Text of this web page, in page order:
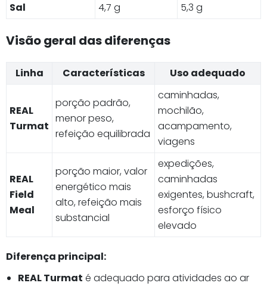
Sal
4,7 g 5,3 g
Visão geral das diferenças
Linha Características Uso adequado
REAL
Turmat
porção padrão,
menor peso,
refeição equilibrada
caminhadas,
mochilão,
acampamento,
viagens
REAL
Field
Meal
porção maior, valor
energético mais
alto, refeição mais
substancial
expedições,
caminhadas
exigentes, bushcraft,
esforço físico
elevado
Diferença principal:
REAL Turmat é adequado para atividades ao ar